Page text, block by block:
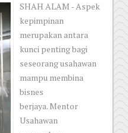
SHAH ALAM - Aspek
kepimpinan
merupakan antara
kunci penting bagi
seseorang usahawan
mampu membina
bisnes
berjaya. Mentor
Usahawan